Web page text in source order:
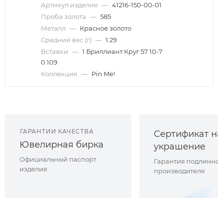
Артикул изделия — 41216-150-00-01
Проба золота — 585
Металл — Красное золото
Средний вес (г) — 1.29
Вставки — 1 Бриллиант Круг 57 10-7
0.109
Коллекция — Pin Me!
ГАРАНТИИ КАЧЕСТВА
Ювелирная бирка
Официальный паспорт
изделия
Сертификат
украшение
Гарантия
производителя